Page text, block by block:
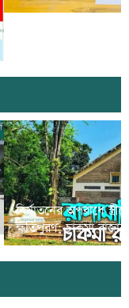
নির্যাতনের অপরাধে
ক্ষতিপুরণ; চাকমা